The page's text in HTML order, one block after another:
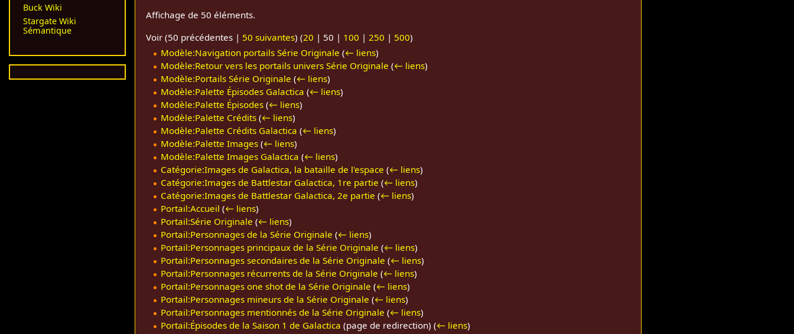
Affichage de 50 éléments.
Voir (50 précédentes | 50 suivantes) (20 | 50 | 100 | 250 | 500)
Modèle:Navigation portails Série Originale (← liens)
Modèle:Retour vers les portails univers Série Originale (← liens)
Modèle:Portails Série Originale (← liens)
Modèle:Palette Épisodes Galactica (← liens)
Modèle:Palette Épisodes (← liens)
Modèle:Palette Crédits (← liens)
Modèle:Palette Crédits Galactica (← liens)
Modèle:Palette Images (← liens)
Modèle:Palette Images Galactica (← liens)
Catégorie:Images de Galactica, la bataille de l'espace (← liens)
Catégorie:Images de Battlestar Galactica, 1re partie (← liens)
Catégorie:Images de Battlestar Galactica, 2e partie (← liens)
Portail:Accueil (← liens)
Portail:Série Originale (← liens)
Portail:Personnages de la Série Originale (← liens)
Portail:Personnages principaux de la Série Originale (← liens)
Portail:Personnages secondaires de la Série Originale (← liens)
Portail:Personnages récurrents de la Série Originale (← liens)
Portail:Personnages one shot de la Série Originale (← liens)
Portail:Personnages mineurs de la Série Originale (← liens)
Portail:Personnages mentionnés de la Série Originale (← liens)
Portail:Épisodes de la Saison 1 de Galactica (page de redirection) (← liens)
Buck Wiki
Stargate Wiki
Sémantique